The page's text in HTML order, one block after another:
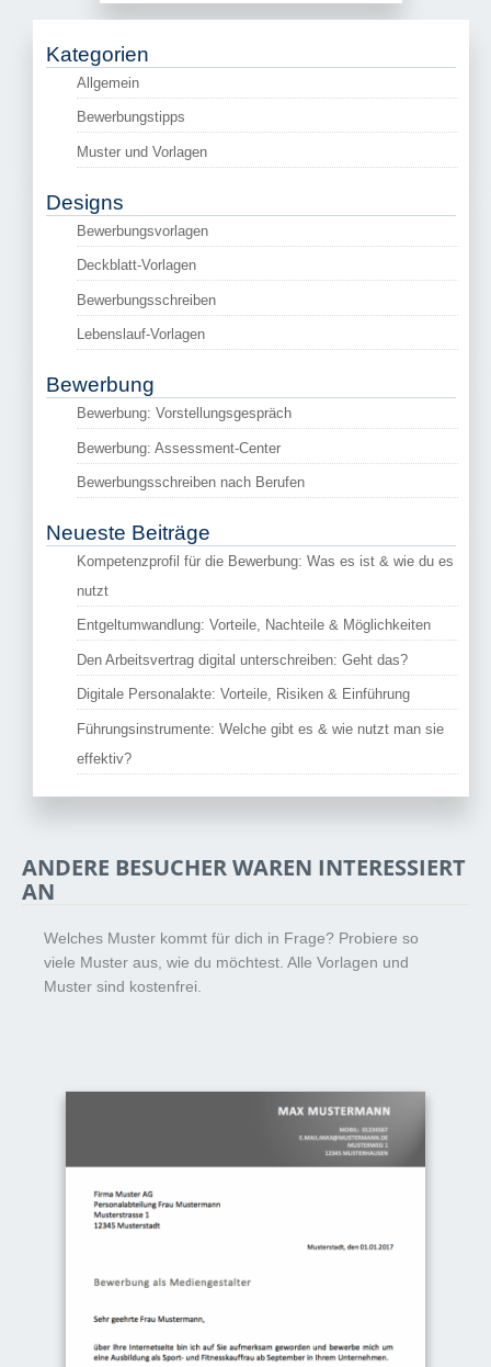
Kategorien
Allgemein
Bewerbungstipps
Muster und Vorlagen
Designs
Bewerbungsvorlagen
Deckblatt-Vorlagen
Bewerbungsschreiben
Lebenslauf-Vorlagen
Bewerbung
Bewerbung: Vorstellungsgespräch
Bewerbung: Assessment-Center
Bewerbungsschreiben nach Berufen
Neueste Beiträge
Kompetenzprofil für die Bewerbung: Was es ist & wie du es
nutzt
Entgeltumwandlung: Vorteile, Nachteile & Möglichkeiten
Den Arbeitsvertrag digital unterschreiben: Geht das?
Digitale Personalakte: Vorteile, Risiken & Einführung
Führungsinstrumente: Welche gibt es & wie nutzt man sie
effektiv?
ANDERE BESUCHER WAREN INTERESSIERT
AN
Welches Muster kommt für dich in Frage? Probiere so
viele Muster aus, wie du möchtest. Alle Vorlagen und
Muster sind kostenfrei.